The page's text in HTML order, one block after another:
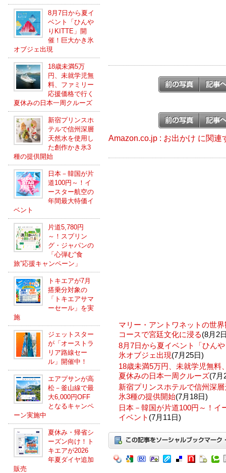
8月7日から夏イ
ベント「ひんや
りKITTE」開
催！巨大かき氷
オブジェ出現
18歳未満5万
円、未就学児無
料、ファミリー
応援価格で行く
夏休みの日本一周クルーズ
新宿プリンスホ
テルで信州深層
天然水を使用し
た創作かき氷3
種の提供開始
日本－韓国が片
道100円～！イ
ースター航空の
年間最大特価イ
ベント
片道5,780円
～！スプリン
グ・ジャパンの
「心弾む“食
旅”応援キャンペーン」
トキエアが7月
搭乗分対象の
「トキエアサマ
ーセール」を実
施
ジェットスター
が「オーストラ
リア路線セー
ル」開催中！
エアプサンが高
松－釜山線で最
大6,000円OFF
となるキャンペ
ーン実施中
夏休み・帰省シ
ーズン向け！ト
キエアが2026
年夏ダイヤ追加
販売
Amazon.co.jp : お出かけ に関連
マリー・アントワネットの世
コースで宮廷文化に浸る(8月2
8月7日から夏イベント「ひん
氷オブジェ出現(7月25日)
18歳未満5万円、未就学児無料
夏休みの日本一周クルーズ(7月
新宿プリンスホテルで信州深
氷3種の提供開始(7月18日)
日本－韓国が片道100円～！イ
イベント (7月11日)